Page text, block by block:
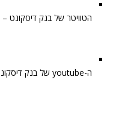
הטוויטר של בנק דיסקונט –
ה-youtube של בנק דיסקונט –